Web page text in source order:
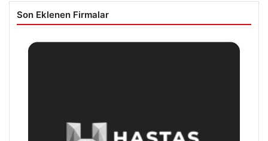
Son Eklenen Firmalar